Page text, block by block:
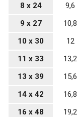
8 x 24
9,6
9 x 27
10,8
10 x 30
12
11 x 33
13,2
13 x 39
15,6
14 x 42
16,8
16 x 48
19,2